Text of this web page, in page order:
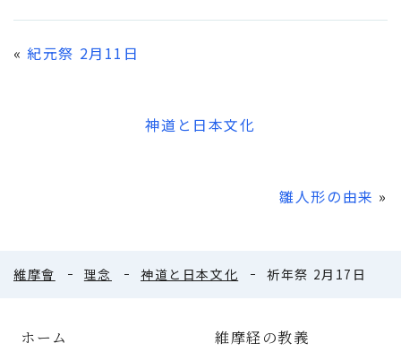
« 紀元祭 2月11日
神道と日本文化
雛人形の由来 »
維摩會 理念 神道と日本文化 祈年祭 2月17日
ホーム
維摩経の教義